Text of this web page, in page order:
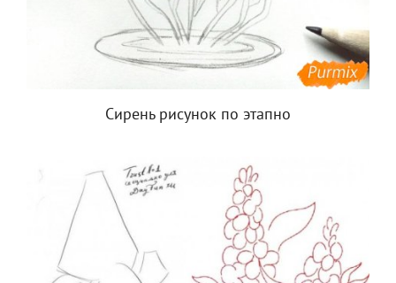
Сирень рисунок по этапно